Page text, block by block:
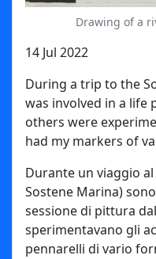
Drawing of a
14 Jul 2022
During a trip to the
was involved in a life
others were
had my markers of
Durante un viaggio al
Sostene Marina)
sessione di pittura
sperimentavano gli
pennarelli di vario